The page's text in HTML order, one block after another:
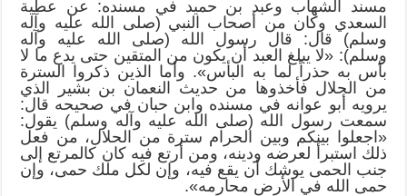
مسند الشهاب وعبد بن حميد في مسنده: عن عطية
السعدي وكان من أصحاب النبي (صلى الله عليه وآله
وسلم) قال: قال رسول الله (صلى الله عليه وآله
وسلم): «لا يبلغ العبد أن يكون من المتقين حتى يدع ما لا
بأس به حذراً لما به البأس». وأما الذين ذكروا السترة
من الحلال فأخذوها من حديث النعمان بن بشير الذي
يرويه أبو عوانه في مسنده وابن حبان في صحيحه قال:
سمعت رسول الله (صلى الله عليه وآله وسلم) يقول:
«اجعلوا بينكم وبين الحرام سترة من الحلال، من فعل
ذلك استبرأ لعرضه ودينه، ومن أرتع فيه كان كالمرتع إلى
جنب الحمى يوشك أن يقع فيه، وإن لكل ملك حمى، وإن
حمى الله في الأرض محارمه».